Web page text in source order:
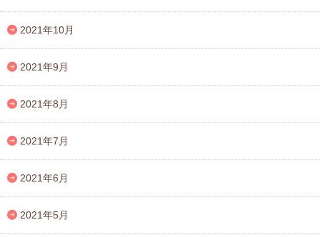
2021年10月
2021年9月
2021年8月
2021年7月
2021年6月
2021年5月